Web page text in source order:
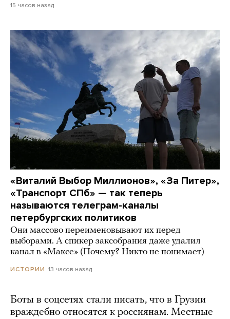
15 часов назад
«Виталий Выбор Миллионов», «За Питер»,
«Транспорт СПб» — так теперь
называются телеграм-каналы
петербургских политиков
Они массово переименовывают их перед
выборами. А спикер заксобрания даже удалил
канал в «Максе» (Почему? Никто не понимает)
ИСТОРИИ 13 часов назад
Боты в соцсетях стали писать, что в Грузии
враждебно относятся к россиянам. Местные